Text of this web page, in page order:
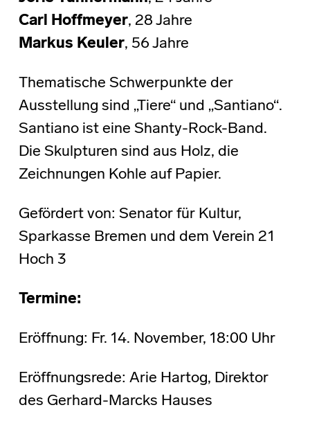
Carl Hoffmeyer, 28 Jahre
Markus Keuler, 56 Jahre
Thematische Schwerpunkte der
Ausstellung sind „Tiere“ und „Santiano“.
Santiano ist eine Shanty-Rock-Band.
Die Skulpturen sind aus Holz, die
Zeichnungen Kohle auf Papier.
Gefördert von: Senator für Kultur,
Sparkasse Bremen und dem Verein 21
Hoch 3
Termine:
Eröffnung: Fr. 14. November, 18:00 Uhr
Eröffnungsrede: Arie Hartog, Direktor
des Gerhard-Marcks Hauses